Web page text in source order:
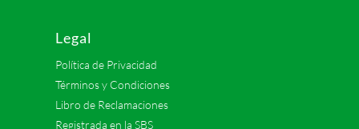
Legal
Política de Privacidad
Términos y Condiciones
Libro de Reclamaciones
Registrada en la SBS